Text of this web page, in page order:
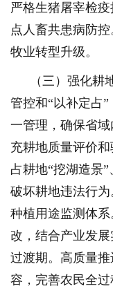
严格生猪屠宰检
点人畜共患病防
牧业转型升级。
（三）强化
管控和“以补定占
一管理，确保省
充耕地质量评价
占耕地“挖湖造景
破坏耕地违法行
种植用途监测体
改，结合产业发
过渡期。高质量
容，完善农民全